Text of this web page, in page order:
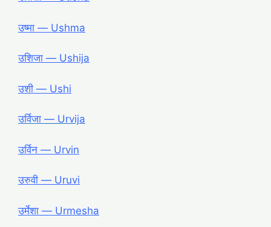
उष्मा ― Ushma
उशिजा ― Ushija
उशी ― Ushi
उर्विजा ― Urvija
उर्विन ― Urvin
उरुवी ― Uruvi
उर्मेशा ― Urmesha